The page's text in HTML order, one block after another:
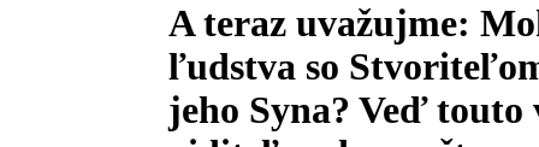
A teraz uvažujme:
ľudstva so
jeho Syna? Veď